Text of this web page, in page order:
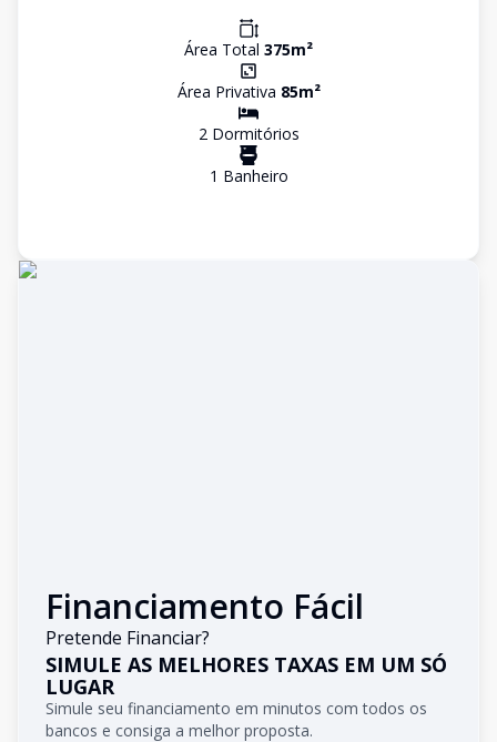
Área Total 375m²
Área Privativa 85m²
2Dormitórios
1 Banheiro
Financiamento Fácil
Pretende Financiar?
SIMULE AS MELHORES TAXAS EM UM SÓ
LUGAR
Simule seu financiamento em minutos com todos os
bancos e consiga a melhor proposta.